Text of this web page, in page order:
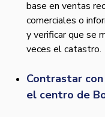
base en ventas
comerciales o
y verificar que se
veces el catastro.
Contrastar
el centro de